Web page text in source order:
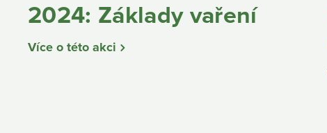
2024: Základy vaření
Více o této akci